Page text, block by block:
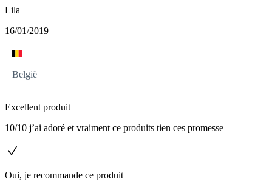
Lila
16/01/2019
België
Excellent produit
10/10 j’ai adoré et vraiment ce produits tien ces promesse
Oui, je recommande ce produit